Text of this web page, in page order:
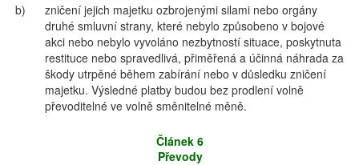
b)
zničení jejich majetku ozbrojenými silami nebo orgány
druhé smluvní strany, které nebylo způsobeno v bojové
akci nebo nebylo vyvoláno nezbytností situace, poskytnuta
restituce nebo spravedlivá, přiměřená a účinná náhrada za
škody utrpěné během zabírání nebo v důsledku zničení
majetku. Výsledné platby budou bez prodlení volně
převoditelné ve volně směnitelné měně.
Článek 6
Převody